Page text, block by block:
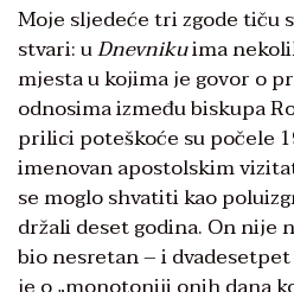
Moje sljedeće tri zgode tiču
stvari: uDnevnikuima
mjesta u kojima je govor o
odnosima između biskupa
prilici poteškoće su počele
imenovan apostolskim
se moglo shvatiti kao
držali deset godina. On nije
bio nesretan – i